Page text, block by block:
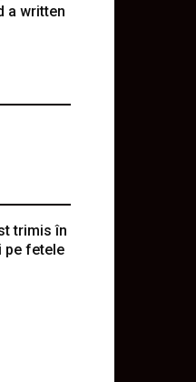
a written
trimis în
pe fetele